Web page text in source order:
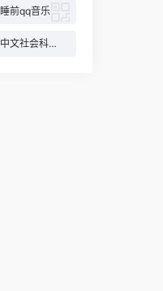
睡前qq音乐
中文社会科学引文